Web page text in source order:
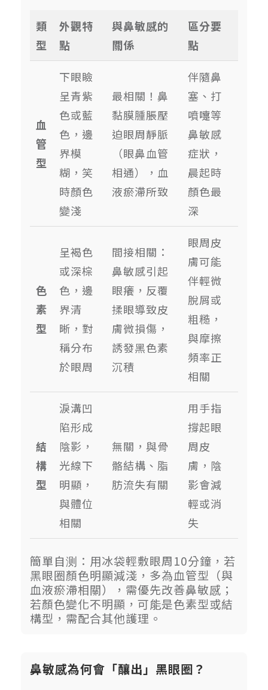
類
型
外觀特
點
與鼻敏感的
關係
區分要
點
血
管
型
下眼瞼
呈青紫
色或藍
色，邊
界模
糊，笑
時顏色
變淺
最相關！鼻
黏膜腫脹壓
迫眼周靜脈
（眼鼻血管
相通），血
液瘀滯所致
伴隨鼻
塞、打
噴嚏等
鼻敏感
症狀，
晨起時
顏色最
深
色
素
型
呈褐色
或深棕
色，邊
界清
晰，對
稱分布
於眼周
間接相關：
鼻敏感引起
眼癢，反覆
揉眼導致皮
膚微損傷，
誘發黑色素
沉積
眼周皮
膚可能
伴輕微
脫屑或
粗糙，
與摩擦
頻率正
相關
結
構
型
淚溝凹
陷形成
陰影，
光線下
明顯，
與體位
相關
無關，與骨
骼結構、脂
肪流失有關
用手指
撐起眼
周皮
膚，陰
影會減
輕或消
失
簡單自测：用冰袋輕敷眼周10分鐘，若
黑眼圈顏色明顯減淺，多為血管型（與
血液瘀滯相關），需優先改善鼻敏感；
若顏色變化不明顯，可能是色素型或結
構型，需配合其他護理。
鼻敏感為何會「釀出」黑眼圈？